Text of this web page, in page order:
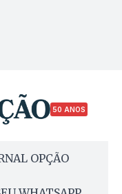
50 ANOS
OPÇÃO